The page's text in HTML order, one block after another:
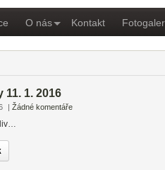
O nás Kontakt
11. 1. 2016
| Žádné komentáře